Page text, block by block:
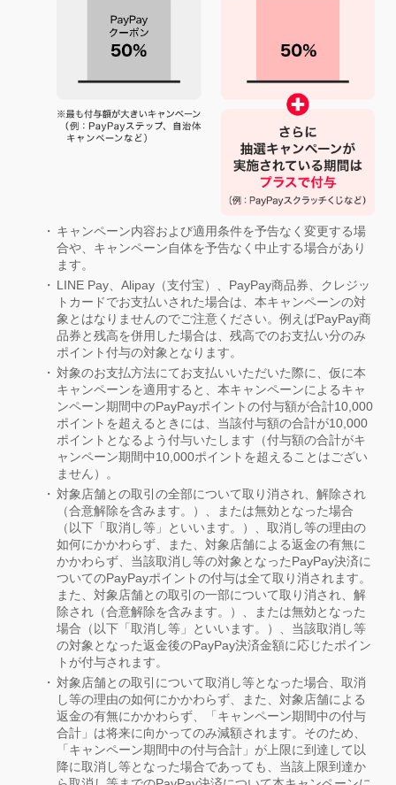
キャンペーン内容および適用条件を予告なく変更する場
合や、キャンペーン自体を予告なく中止する場合があり
ます。
LINE Pay、Alipay（支付宝）、PayPay商品券、クレジッ
トカードでお支払いされた場合は、本キャンペーンの対
象とはなりませんのでご注意ください。例えばPayPay商
品券と残高を併用した場合は、残高でのお支払い分のみ
ポイント付与の対象となります。
対象のお支払方法にてお支払いいただいた際に、仮に本
キャンペーンを適用すると、本キャンペーンによるキャ
ンペーン期間中のPayPayポイントの付与額が合計10,000
ポイントを超えるときには、当該付与額の合計が10,000
ポイントとなるよう付与いたします（付与額の合計がキ
ャンペーン期間中10,000ポイントを超えることはござい
ません）。
対象店舗との取引の全部について取り消され、解除され
（合意解除を含みます。）、または無効となった場合
（以下「取消し等」といいます。）、取消し等の理由の
如何にかかわらず、また、対象店舗による返金の有無に
かかわらず、当該取消し等の対象となったPayPay決済に
ついてのPayPayポイントの付与は全て取り消されます。
また、対象店舗との取引の一部について取り消され、解
除され（合意解除を含みます。）、または無効となった
場合（以下「取消し等」といいます。）、当該取消し等
の対象となった返金後のPayPay決済金額に応じたポイン
トが付与されます。
対象店舗との取引について取消し等となった場合、取消
し等の理由の如何にかかわらず、また、対象店舗による
返金の有無にかかわらず、「キャンペーン期間中の付与
合計」は将来に向かってのみ減額されます。そのため、
「キャンペーン期間中の付与合計」が上限に到達して以
降に取消し等となった場合であっても、当該上限到達か